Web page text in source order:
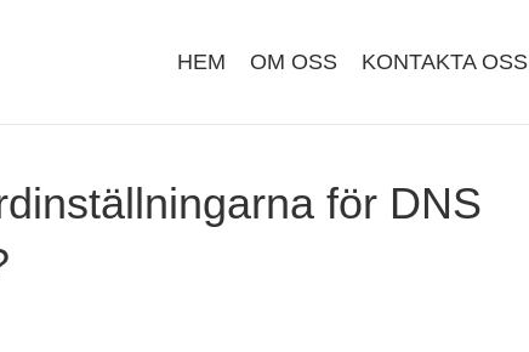
HEM OM OSS KONTAKTA OSS
för DNS